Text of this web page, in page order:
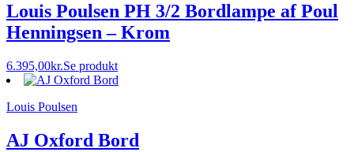
Louis Poulsen PH 3/2 Bordlampe af Poul
Henningsen – Krom
6.395,00kr.Se produkt
Louis Poulsen
AJ Oxford Bord